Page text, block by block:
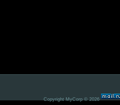
Copyright MyCorp © 2026